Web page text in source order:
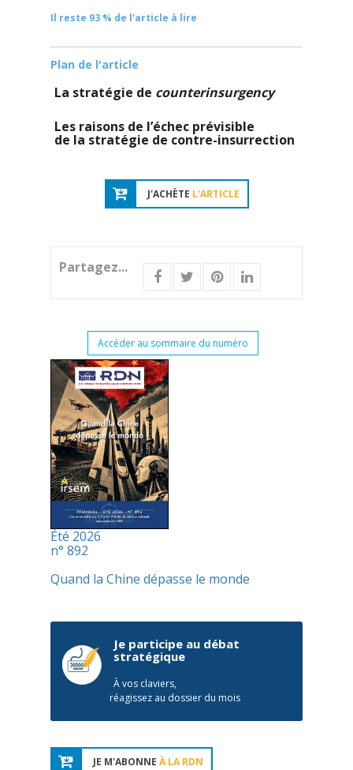
Il reste 93 % de l'article à lire
Plan de l'article
La stratégie de counterinsurgency
Les raisons de l’échec prévisible
de la stratégie de contre-insurrection
J'ACHÈTE L'ARTICLE
Partagez...
Accéder au sommaire du numéro
Été 2026
n° 892
Quand la Chine dépasse le monde
Je participe au débat
stratégique
À vos claviers,
réagissez au dossier du mois
JE M'ABONNE À LA RDN